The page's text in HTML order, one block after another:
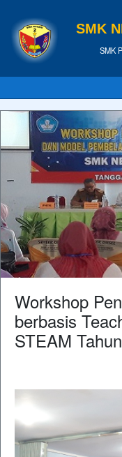
SMK
SMK
Workshop
berbasis
STEAM